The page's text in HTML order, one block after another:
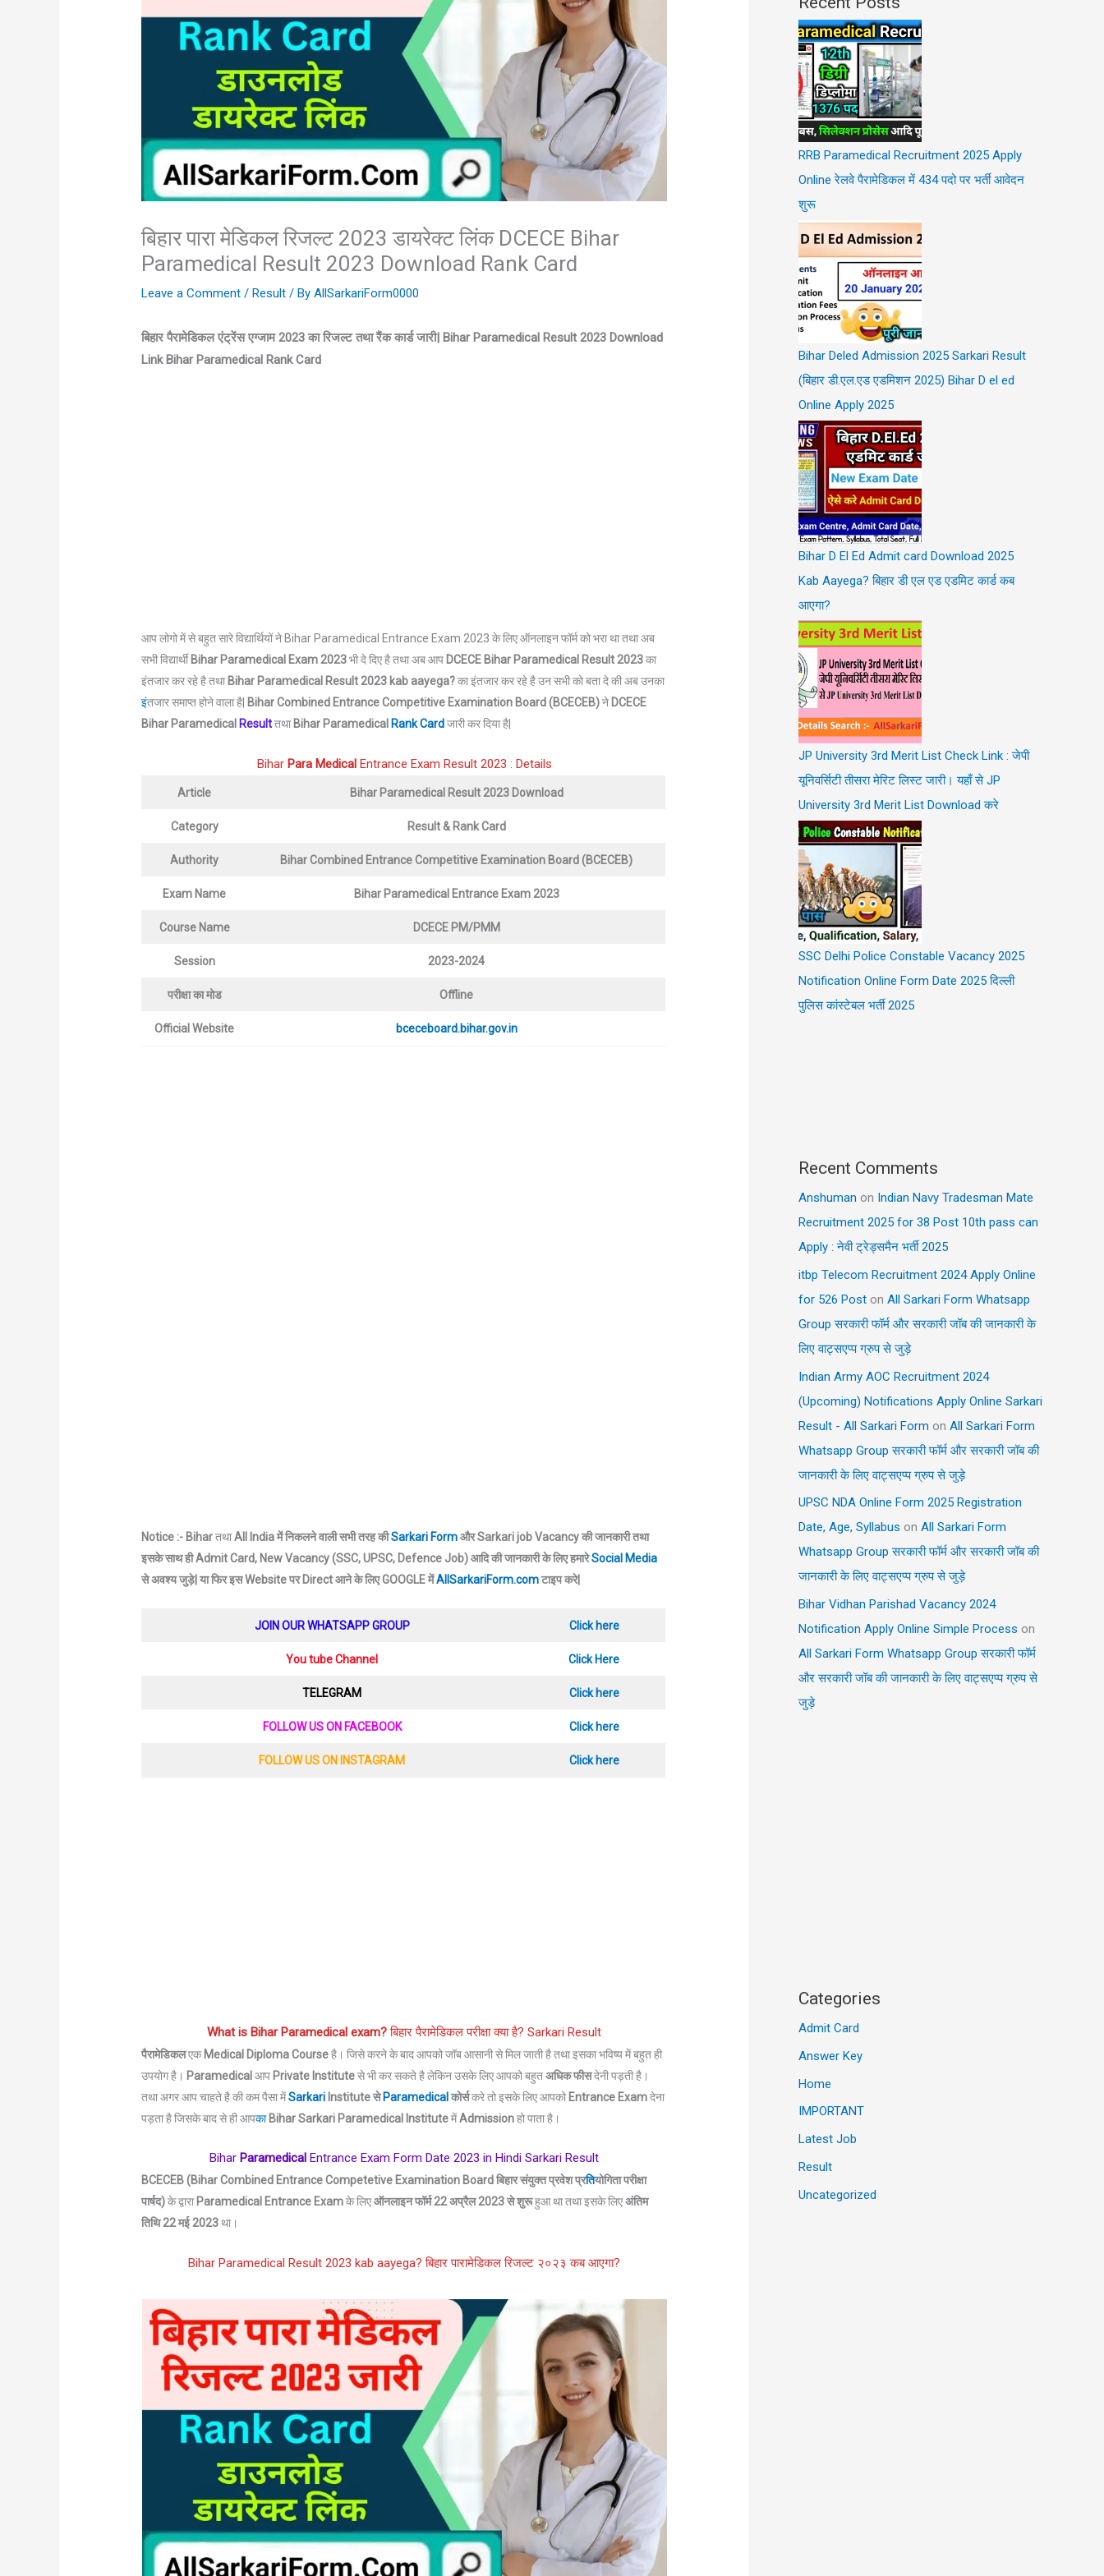
बिहार पारा मेडिकल रिजल्ट 2023 डायरेक्ट लिंक DCECE Bihar
Paramedical Result 2023 Download Rank Card
Leave a Comment / Result / ByAllSarkariForm0000
बिहार पैरामेडिकल एंट्रेंस एग्जाम 2023 का रिजल्ट तथा रैंक कार्ड जारी| Bihar Paramedical Result 2023 Download
Link Bihar Paramedical Rank Card
आप लोगो में से बहुत सारे विद्यार्थियों ने Bihar Paramedical Entrance Exam 2023 के लिए ऑनलाइन फॉर्म को भरा था तथा अब
सभी विद्यार्थी Bihar Paramedical Exam 2023भी दे दिए है तथा अब आप DCECE Bihar Paramedical Result 2023का
इंतजार कर रहे है तथा Bihar Paramedical Result 2023 kab aayega?का इंतजार कर रहे है उन सभी को बता दे की अब उनका
इंतजार समाप्त होने वाला है| Bihar Combined Entrance Competitive Examination Board (BCECEB)ने DCECE
Bihar Paramedical Resultतथा Bihar Paramedical Rank Cardजारी कर दिया है|
Bihar Para Medical Entrance Exam Result 2023 : Details
Article Bihar Paramedical Result 2023 Download
Category Result & Rank Card
Authority Bihar Combined Entrance Competitive Examination Board (BCECEB)
Exam Name Bihar Paramedical Entrance Exam 2023
Course Name DCECE PM/PMM
Session 2023-2024
परीक्षा का मोड Offline
Official Website bceceboard.bihar.gov.in
Notice :- BiharतथाAll India में निकलने वाली सभी तरह कीSarkari Formऔर Sarkari job Vacancy की जानकारी तथा
इसके साथ ही Admit Card, New Vacancy (SSC, UPSC, Defence Job) आदि की जानकारी के लिए हमारेSocial Media
से अवश्य जुड़े| या फिर इस Website पर Direct आने के लिए GOOGLE मेंAllSarkariForm.comटाइप करे|
JOIN OUR WHATSAPP GROUP Click here
You tube Channel Click Here
TELEGRAM Click here
FOLLOW US ON FACEBOOK Click here
FOLLOW US ON INSTAGRAM Click here
What is Bihar Paramedical exam?बिहार पैरामेडिकल परीक्षा क्या है? Sarkari Result
पैरामेडिकलएक Medical Diploma Courseहै। जिसे करने के बाद आपको जॉब आसानी से मिल जाती है तथा इसका भविष्य में बहुत ही
उपयोग है। Paramedicalआप Private Instituteसे भी कर सकते है लेकिन उसके लिए आपको बहुतअधिक फीसदेनी पड़ती है।
तथा अगर आप चाहते है की कम पैसा मेंSarkari Institute से Paramedicalकोर्सकरे तो इसके लिए आपको Entrance Examदेना
पड़ता है जिसके बाद से ही आपका Bihar Sarkari Paramedical InstituteमेंAdmissionहो पाता है।
Bihar Paramedical Entrance Exam Form Date 2023 in Hindi Sarkari Result
BCECEB (Bihar Combined Entrance Competetive Examination Board बिहार संयुक्त प्रवेश प्रतियोगिता परीक्षा
पार्षद)के द्वारा Paramedical Entrance Examके लिएऑनलाइन फॉर्म 22 अप्रैल 2023 से शुरूहुआ था तथा इसके लिएअंतिम
तिथि 22 मई 2023था।
Bihar Paramedical Result 2023 kab aayega? बिहार पारामेडिकल रिजल्ट २०२३ कब आएगा?
RRB Paramedical Recruitment 2025 Apply
Online रेलवे पैरामेडिकल में 434 पदो पर भर्ती आवेदन
शुरू
Bihar Deled Admission 2025 Sarkari Result
(बिहार डी.एल.एड एडमिशन 2025) Bihar D el ed
Online Apply 2025
Bihar D El Ed Admit card Download 2025
Kab Aayega? बिहार डी एल एड एडमिट कार्ड कब
आएगा?
JP University 3rd Merit List Check Link : जेपी
यूनिवर्सिटी तीसरा मेरिट लिस्ट जारी। यहाँ से JP
University 3rd Merit List Download करे
SSC Delhi Police Constable Vacancy 2025
Notification Online Form Date 2025 दिल्ली
पुलिस कांस्टेबल भर्ती 2025
Recent Comments
Anshuman on Indian Navy Tradesman Mate
Recruitment 2025 for 38 Post 10th pass can
Apply : नेवी ट्रेड्समैन भर्ती 2025
itbp Telecom Recruitment 2024 Apply Online
for 526 Post on All Sarkari Form Whatsapp
Group सरकारी फॉर्म और सरकारी जॉब की जानकारी के
लिए वाट्सएप्प ग्रुप से जुड़े
Indian Army AOC Recruitment 2024
(Upcoming) Notifications Apply Online Sarkari
Result - All Sarkari Form on All Sarkari Form
Whatsapp Group सरकारी फॉर्म और सरकारी जॉब की
जानकारी के लिए वाट्सएप्प ग्रुप से जुड़े
UPSC NDA Online Form 2025 Registration
Date, Age, Syllabus on All Sarkari Form
Whatsapp Group सरकारी फॉर्म और सरकारी जॉब की
जानकारी के लिए वाट्सएप्प ग्रुप से जुड़े
Bihar Vidhan Parishad Vacancy 2024
Notification Apply Online Simple Process on
All Sarkari Form Whatsapp Group सरकारी फॉर्म
और सरकारी जॉब की जानकारी के लिए वाट्सएप्प ग्रुप से
जुड़े
Categories
Admit Card
Answer Key
Home
IMPORTANT
Latest Job
Result
Uncategorized